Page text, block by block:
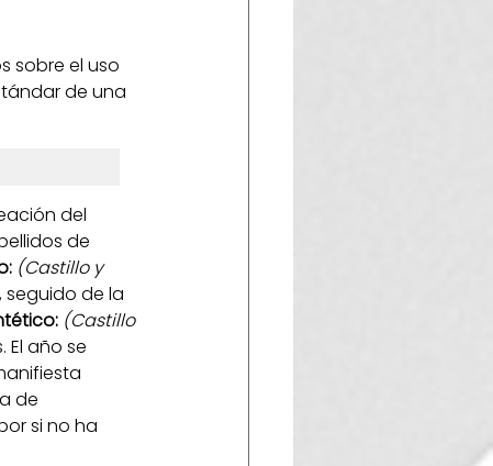
sobre el uso
de una
del
de
(Castillo y
seguido de la
(Castillo
El año se
de
si no ha